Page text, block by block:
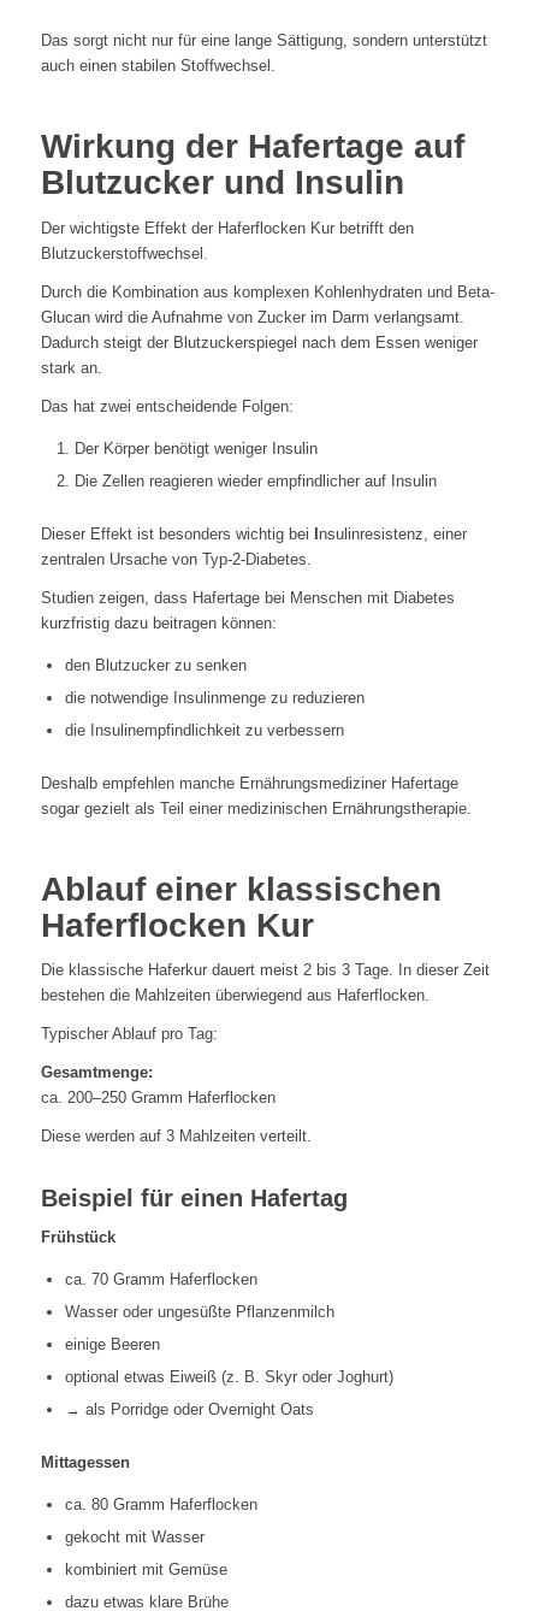
Das sorgt nicht nur für eine lange Sättigung, sondern unterstützt
auch einen stabilen Stoffwechsel.
Wirkung der Hafertage auf
Blutzucker und Insulin
Der wichtigste Effekt der Haferflocken Kur betrifft den
Blutzuckerstoffwechsel.
Durch die Kombination aus komplexen Kohlenhydraten und Beta-
Glucan wird die Aufnahme von Zucker im Darm verlangsamt.
Dadurch steigt der Blutzuckerspiegel nach dem Essen weniger
stark an.
Das hat zwei entscheidende Folgen:
Der Körper benötigt weniger Insulin
Die Zellen reagieren wieder empfindlicher auf Insulin
Dieser Effekt ist besonders wichtig bei Insulinresistenz, einer
zentralen Ursache von Typ-2-Diabetes.
Studien zeigen, dass Hafertage bei Menschen mit Diabetes
kurzfristig dazu beitragen können:
den Blutzucker zu senken
die notwendige Insulinmenge zu reduzieren
die Insulinempfindlichkeit zu verbessern
Deshalb empfehlen manche Ernährungsmediziner Hafertage
sogar gezielt als Teil einer medizinischen Ernährungstherapie.
Ablauf einer klassischen
Haferflocken Kur
Die klassische Haferkur dauert meist 2 bis 3 Tage. In dieser Zeit
bestehen die Mahlzeiten überwiegend aus Haferflocken.
Typischer Ablauf pro Tag:
Gesamtmenge:
ca. 200–250 Gramm Haferflocken
Diese werden auf 3 Mahlzeiten verteilt.
Beispiel für einen Hafertag
Frühstück
ca. 70 Gramm Haferflocken
Wasser oder ungesüßte Pflanzenmilch
einige Beeren
optional etwas Eiweiß (z. B. Skyr oder Joghurt)
→ als Porridge oder Overnight Oats
Mittagessen
ca. 80 Gramm Haferflocken
gekocht mit Wasser
kombiniert mit Gemüse
dazu etwas klare Brühe